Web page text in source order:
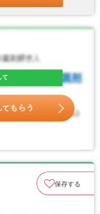
保存する